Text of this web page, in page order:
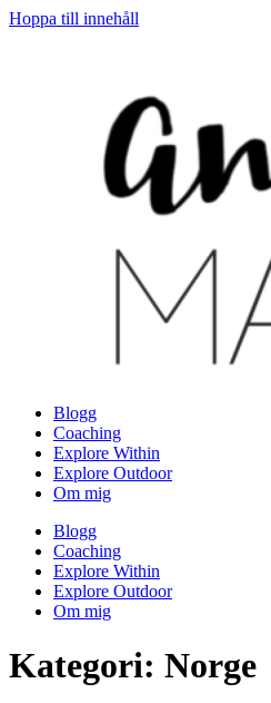
Hoppa till innehåll
Blogg
Coaching
Explore Within
Explore Outdoor
Om mig
Blogg
Coaching
Explore Within
Explore Outdoor
Om mig
Kategori: Norge